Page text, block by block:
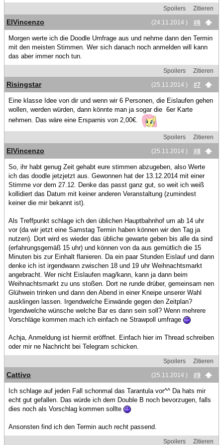
Spoilers
Zitieren
(24.11.2014 )
#6
ElVincenzo
Morgen werte ich die Doodle Umfrage aus und nehme dann den Termin
mit den meisten Stimmen. Wer sich danach noch anmelden will kann
das aber immer noch tun.
Spoilers
Zitieren
(25.11.2014 )
#7
Risingstar
Eine klasse Idee von dir und wenn wir 6 Personen, die Eislaufen gehen
wollen, werden würden, dann könnte man ja sogar die 6er Karte
nehmen. Das wäre eine Ersparnis von 2,00€.
Spoilers
Zitieren
(25.11.2014 )
#8
ElVincenzo
So, ihr habt genug Zeit gehabt eure stimmen abzugeben, also Werte
ich das doodle jetzjetzt aus. Gewonnen hat der 13.12.2014 mit einer
Stimme vor dem 27.12. Denke das passt ganz gut, so weit ich weiß
kollidiert das Datum mit keiner anderen Veranstaltung (zumindest
keiner die mir bekannt ist).
Als Treffpunkt schlage ich den üblichen Hauptbahnhof um ab 14 uhr
vor (da wir jetzt eine Samstag Termin haben können wir den Tag ja
nutzen). Dort wird es wieder das übliche gewarte geben bis alle da sind
(erfahrungsgemäß 15 uhr) und können von da aus gemütlich die 15
Minuten bis zur Einhalt flanieren. Da ein paar Stunden Eislauf und dann
denke ich ist irgendwann zwischen 18 und 19 uhr Weihnachtsmarkt
angebracht. Wer nicht Eislaufen mag/kann, kann ja dann beim
Weihnachtsmarkt zu uns stoßen. Dort ne runde drüber, gemeinsam nen
Glühwein trinken und dann den Abend in einer Kneipe unserer Wahl
ausklingen lassen. Irgendwelche Einwände gegen den Zeitplan?
Irgendwelche wünsche welche Bar es dann sein soll? Wenn mehrere
Vorschläge kommen mach ich einfach ne Strawpoll umfrage
Achja, Anmeldung ist hiermit eröffnet. Einfach hier im Thread schreiben
oder mir ne Nachricht bei Telegram schicken.
Spoilers
Zitieren
(25.11.2014 )
#9
Cattivo
Ich schlage auf jeden Fall schonmal das Tarantula vor^^ Da hats mir
echt gut gefallen. Das würde ich dem Double B noch bevorzugen, falls
dies noch als Vorschlag kommen sollte
Ansonsten find ich den Termin auch recht passend.
Spoilers Zitieren